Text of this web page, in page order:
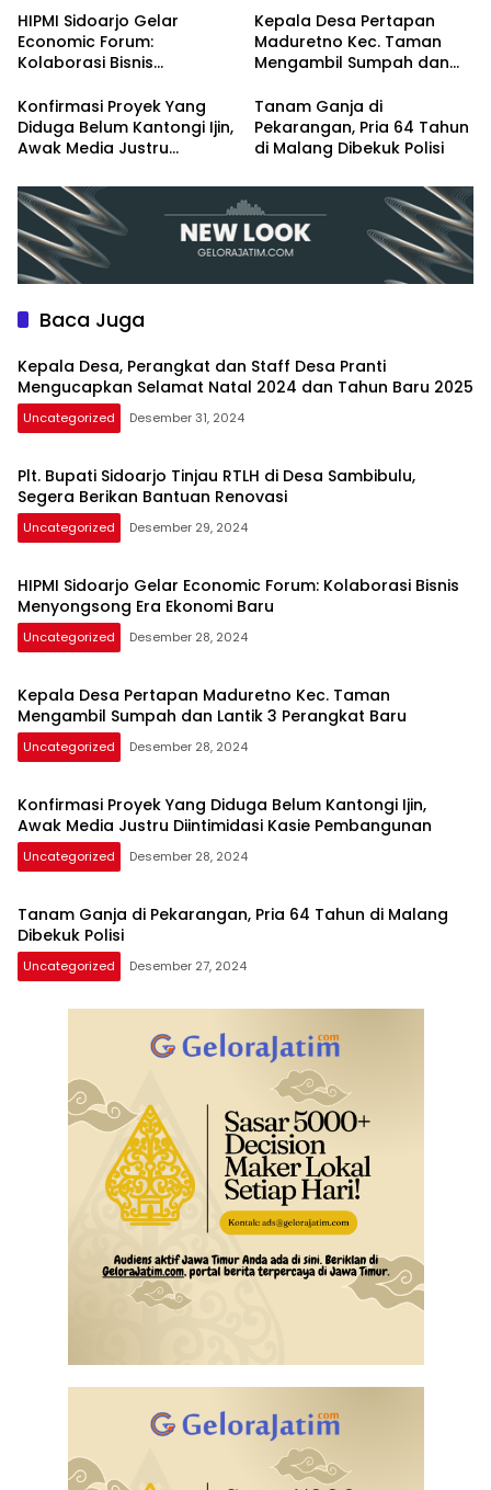
Baru 2025
HIPMI Sidoarjo Gelar
Economic Forum:
Kolaborasi Bisnis
Baru
Kepala Desa Pertapan
Maduretno Kec. Taman
Mengambil Sumpah dan
Konfirmasi Proyek Yang
Diduga Belum Kantongi Ijin,
Awak Media Justru
Pembangunan
Tanam Ganja di
Pekarangan, Pria 64 Tahun
di Malang Dibekuk Polisi
Baca Juga
Kepala Desa, Perangkat dan Staff Desa Pranti
Mengucapkan Selamat Natal 2024 dan Tahun Baru 2025
Uncategorized Desember 31, 2024
Plt. Bupati Sidoarjo Tinjau RTLH di Desa Sambibulu,
Segera Berikan Bantuan Renovasi
Uncategorized Desember 29, 2024
HIPMI Sidoarjo Gelar Economic Forum: Kolaborasi Bisnis
Menyongsong Era Ekonomi Baru
Uncategorized Desember 28, 2024
Kepala Desa Pertapan Maduretno Kec. Taman
Mengambil Sumpah dan Lantik 3 Perangkat Baru
Uncategorized Desember 28, 2024
Konfirmasi Proyek Yang Diduga Belum Kantongi Ijin,
Awak Media Justru Diintimidasi Kasie Pembangunan
Uncategorized Desember 28, 2024
Tanam Ganja di Pekarangan, Pria 64 Tahun di Malang
Dibekuk Polisi
Uncategorized Desember 27, 2024